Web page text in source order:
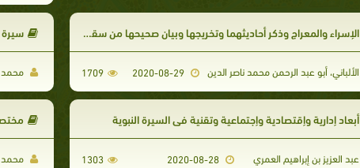
الإسراء والمعراج وذكر أحاديثهما وتخريجها وبيان صحيحها من سقيمها
الألباني، أبو عبد الرحمن محمد ناصر الدين 1709
سيرة
محمد
أبعاد إدارية وإقتصادية وإجتماعية وتقنية في السيرة النبوية
عبد العزيز بن إبراهيم العمري 2020-08-28
1303 محمد